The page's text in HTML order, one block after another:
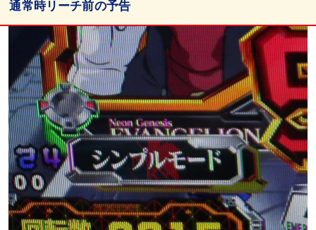
通常時リーチ前の予告
次回予告
白地に黒文字
黒地に白文字
ボイス
対応ランプ矛盾
SU予告